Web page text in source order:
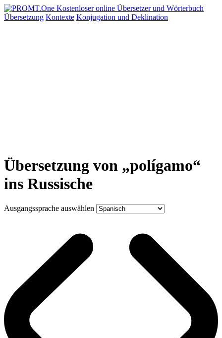
Übersetzung Kontexte Konjugation und Deklination
Übersetzung von „polígamo“
ins Russische
Ausgangssprache auswählen